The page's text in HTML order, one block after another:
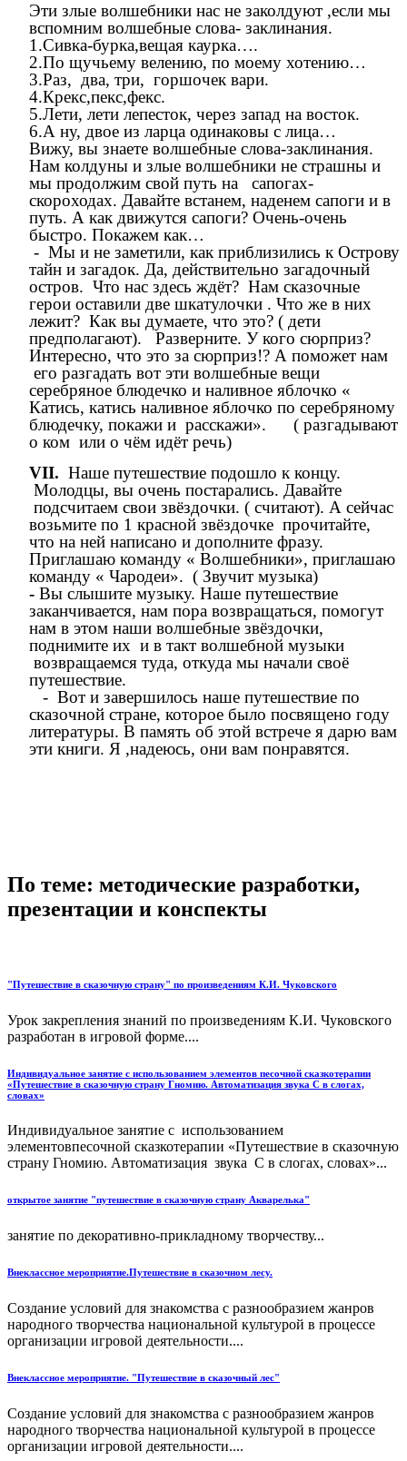
Эти злые волшебники нас не заколдуют ,если мы
вспомним волшебные слова- заклинания.
1.Сивка-бурка,вещая каурка….
2.По щучьему велению, по моему хотению…
3.Раз, два, три, горшочек вари.
4.Крекс,пекс,фекс.
5.Лети, лети лепесток, через запад на восток.
6.А ну, двое из ларца одинаковы с лица…
Вижу, вы знаете волшебные слова-заклинания.
Нам колдуны и злые волшебники не страшны и
мы продолжим свой путь на сапогах-
скороходах. Давайте встанем, наденем сапоги и в
путь. А как движутся сапоги? Очень-очень
быстро. Покажем как…
- Мы и не заметили, как приблизились к Острову
тайн и загадок. Да, действительно загадочный
остров. Что нас здесь ждёт? Нам сказочные
герои оставили две шкатулочки . Что же в них
лежит? Как вы думаете, что это? ( дети
предполагают). Разверните. У кого сюрприз?
Интересно, что это за сюрприз!? А поможет нам
его разгадать вот эти волшебные вещи
серебряное блюдечко и наливное яблочко «
Катись, катись наливное яблочко по серебряному
блюдечку, покажи и расскажи». ( разгадывают
о ком или о чём идёт речь)
VII. Наше путешествие подошло к концу.
Молодцы, вы очень постарались. Давайте
подсчитаем свои звёздочки. ( считают). А сейчас
возьмите по 1 красной звёздочке прочитайте,
что на ней написано и дополните фразу.
Приглашаю команду « Волшебники», приглашаю
команду « Чародеи». ( Звучит музыка)
- Вы слышите музыку. Наше путешествие
заканчивается, нам пора возвращаться, помогут
нам в этом наши волшебные звёздочки,
поднимите их и в такт волшебной музыки
возвращаемся туда, откуда мы начали своё
путешествие.
- Вот и завершилось наше путешествие по
сказочной стране, которое было посвящено году
литературы. В память об этой встрече я дарю вам
эти книги. Я ,надеюсь, они вам понравятся.
По теме: методические разработки,
презентации и конспекты
"Путешествие в сказочную страну" по произведениям К.И. Чуковского
Урок закрепления знаний по произведениям К.И. Чуковского
разработан в игровой форме....
Индивидуальное занятие с использованием элементов песочной сказкотерапии
«Путешествие в сказочную страну Гномию. Автоматизация звука С в слогах,
словах»
Индивидуальное занятие с использованием
элементовпесочной сказкотерапии «Путешествие в сказочную
страну Гномию. Автоматизация звука С в слогах, словах»...
открытое занятие "путешествие в сказочную страну Акварелька"
занятие по декоративно-прикладному творчеству...
Внеклассное мероприятие.Путешествие в сказочном лесу.
Создание условий для знакомства с разнообразием жанров
народного творчества национальной культурой в процессе
организации игровой деятельности....
Внеклассное мероприятие. "Путешествие в сказочный лес"
Создание условий для знакомства с разнообразием жанров
народного творчества национальной культурой в процессе
организации игровой деятельности....